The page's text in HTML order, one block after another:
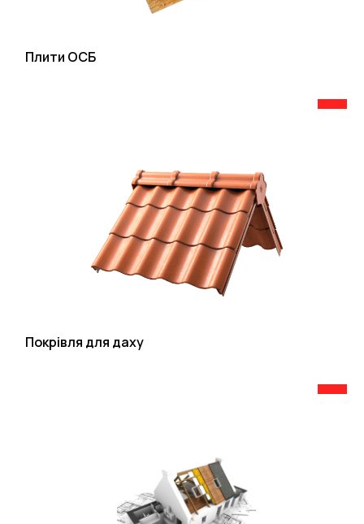
Плити ОСБ
Покрівля для даху